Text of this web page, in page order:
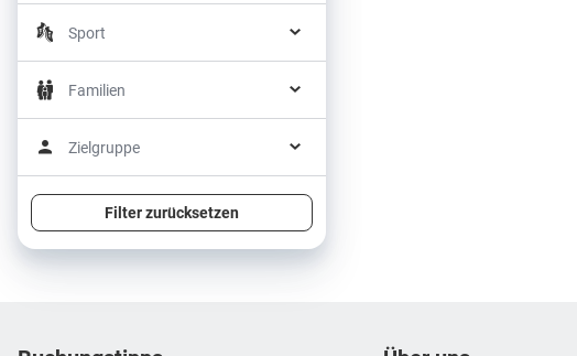
Sport
Familien
Zielgruppe
Filter zurücksetzen